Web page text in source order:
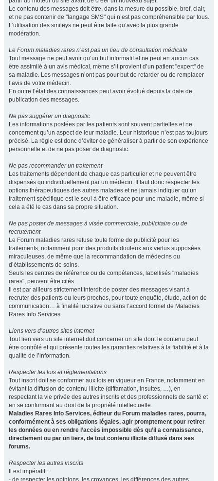
Le contenu des messages doit être, dans la mesure du possible, bref, clair,
et ne pas contenir de "langage SMS" qui n’est pas compréhensible par tous.
L’utilisation des smileys ne peut être faite qu’avec la plus grande
modération.
Le Forum maladies rares n’est pas un lieu de consultation médicale
Tout message ne peut avoir qu’un but informatif et ne peut en aucun cas
être assimilé à un avis médical, même s’il provient d’un patient "expert" de
sa maladie. Les messages n’ont pas pour but de retarder ou de remplacer
l’avis de votre médecin.
En outre l’état des connaissances peut avoir évolué depuis la date de
publication des messages.
Ne pas suggérer un diagnostic
Les informations postées par les patients sont souvent partielles et ne
concernent qu’un aspect de leur maladie. Leur historique n’est pas toujours
précisé. La règle est donc d’éviter de généraliser à partir de son expérience
personnelle et de ne pas poser de diagnostic.
Ne pas recommander un traitement
Les traitements dépendent de chaque cas particulier et ne peuvent être
dispensés qu’individuellement par un médecin. Il faut donc respecter les
options thérapeutiques des autres malades et ne jamais indiquer qu’un
traitement spécifique est le seul à être efficace pour une maladie, même si
cela a été le cas dans sa propre situation.
Ne pas poster de messages à visée commerciale, publicitaire ou de
recrutement
Le Forum maladies rares refuse toute forme de publicité pour les
traitements, notamment pour des produits douteux aux vertus supposées
miraculeuses, de même que la recommandation de médecins ou
d’établissements de soins.
Seuls les centres de référence ou de compétences, labellisés "maladies
rares", peuvent être cités.
Il est par ailleurs strictement interdit de poster des messages visant à
recruter des patients ou leurs proches, pour toute enquête, étude, action de
communication… à finalité lucrative ou sans l’accord formel de Maladies
Rares Info Services.
Liens vers d’autres sites internet
Tout lien vers un site internet doit concerner un site dont le contenu peut
être contrôlé et qui présente toutes les garanties relatives à la fiabilité et à la
qualité de l’information.
Respecter les lois et réglementations
Tout inscrit doit se conformer aux lois en vigueur en France, notamment en
évitant la diffusion de contenu illicite (diffamation, insultes, …), en
respectant la vie privée des autres inscrits et des professionnels de santé et
en se conformant au droit de la propriété intellectuelle.
Maladies Rares Info Services, éditeur du Forum maladies rares, pourra,
conformément à ses obligations légales, agir promptement pour retirer
les données ou en rendre l’accès impossible dès qu’il a connaissance,
directement ou par un tiers, de tout contenu illicite diffusé dans ses
forums.
Respecter les autres inscrits
Il est impératif :
- de respecter les opinions, les croyances, les différences des autres